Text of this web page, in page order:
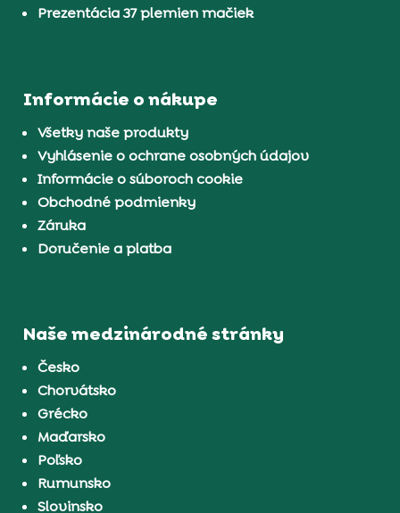
Prezentácia 37 plemien mačiek
Informácie o nákupe
Všetky naše produkty
Vyhlásenie o ochrane osobných údajov
Informácie o súboroch cookie
Obchodné podmienky
Záruka
Doručenie a platba
Naše medzinárodné stránky
Česko
Chorvátsko
Grécko
Maďarsko
Poľsko
Rumunsko
Slovinsko